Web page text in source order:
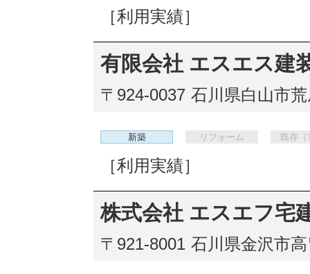
［利用実績］
有限会社 エスエス建
〒924-0037 石川県白山市
新築 リフォーム 既存（
［利用実績］
株式会社 エスエフ宅
〒921-8001 石川県金沢市